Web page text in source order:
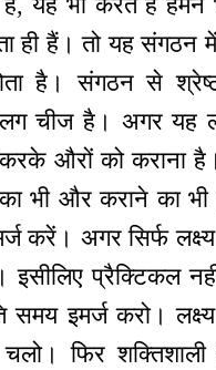
ही हैं। तो यह संगठन
है। संगठन से
चीज है। अगर यह
औरों को कराना
भी और कराने का
करें। अगर सिर्फ
इसीलिए प्रैक्टिकल
समय इमर्ज करो।
चलो। फिर शक्तिशाली